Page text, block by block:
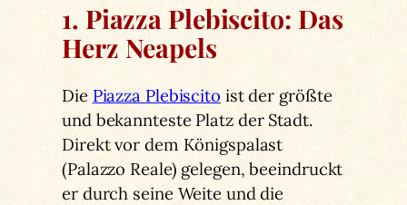
1. Piazza Plebiscito: Das
Herz Neapels
Die Piazza Plebiscito ist der größte
und bekannteste Platz der Stadt.
Direkt vor dem Königspalast
(Palazzo Reale) gelegen, beeindruckt
er durch seine Weite und die